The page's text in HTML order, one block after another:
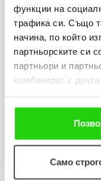
функции на
трафика си. Също
начина, по който
партньорските си
партньори и
комбинират с
ползването от
продължавате да
съгласявате с
Само
Виж
31.07.2026
Виж повече